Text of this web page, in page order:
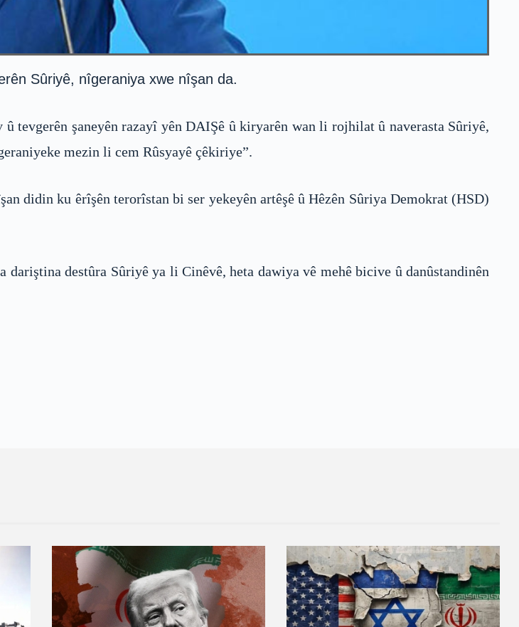
Sûriyê, nîgeraniya xwe nîşan da.
tevgerên şaneyên razayî yên DAIŞê û kiryarên wan li rojhilat û naverasta Sûriyê,
mezin li cem Rûsyayê çêkiriye”.
didin ku êrîşên terorîstan bi ser yekeyên artêşê û Hêzên Sûriya Demokrat (HSD)
destûra Sûriyê ya li Cinêvê, heta dawiya vê mehê bicive û danûstandinên